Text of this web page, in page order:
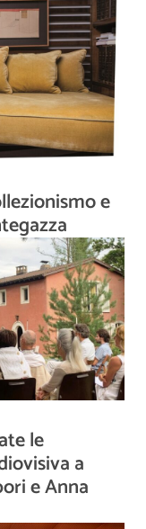
e
le
a
e Anna